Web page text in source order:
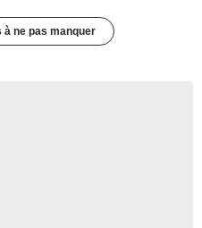
ne pas manquer